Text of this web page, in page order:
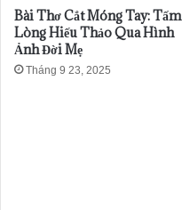
Bài Thơ Cắt Móng Tay: Tấm
Lòng Hiếu Thảo Qua Hình
Ảnh Đời Mẹ
Tháng 9 23, 2025